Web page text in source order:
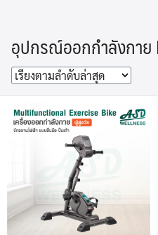
content
อุปกรณ์ออกกำลังกาย